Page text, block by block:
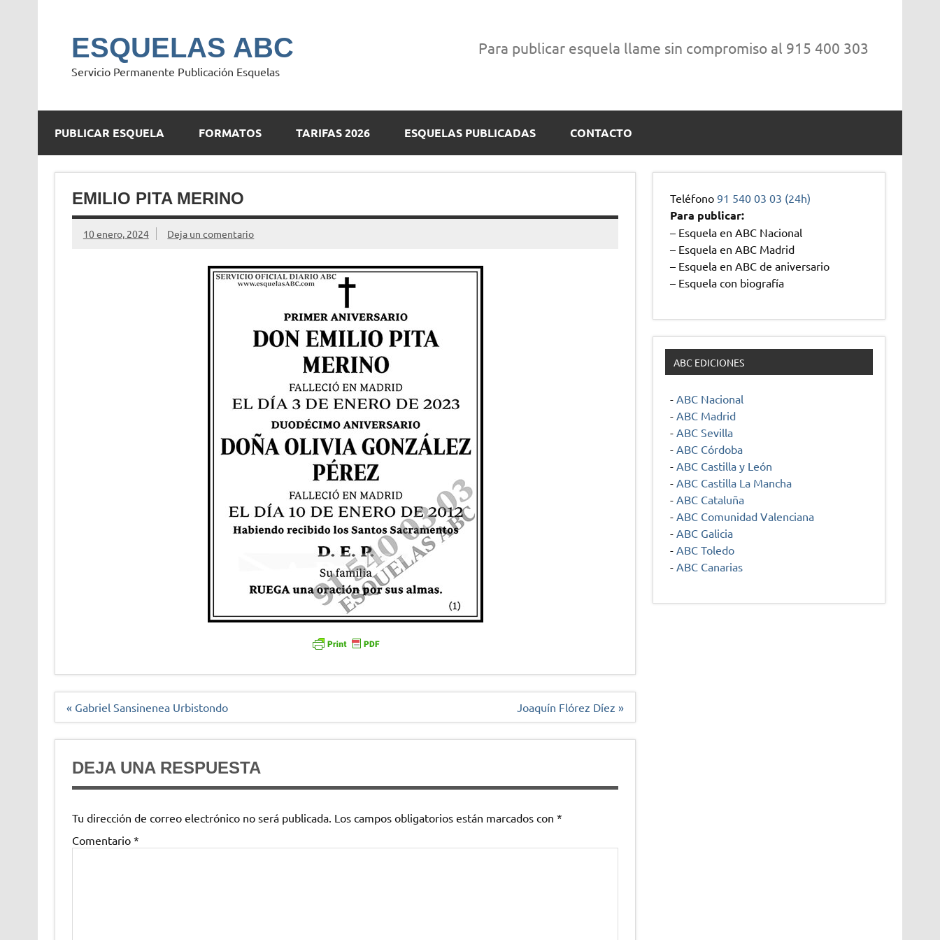
ESQUELAS ABC
Servicio Permanente Publicación Esquelas
Para publicar esquela llame sin compromiso al 915 400 303
PUBLICAR ESQUELA FORMATOS TARIFAS 2026 ESQUELAS PUBLICADAS CONTACTO
EMILIO PITA MERINO
10 enero, 2024 Deja un comentario
Navegación
« Gabriel Sansinenea Urbistondo Joaquín Flórez Díez »
DEJA UNA RESPUESTA
Tu dirección de correo electrónico no será publicada. Los campos obligatorios están marcados con *
Comentario *
Teléfono91 540 03 03 (24h)
Para publicar:
– Esquela en ABC Nacional
– Esquela en ABC Madrid
– Esquela en ABC de aniversario
– Esquela con biografía
ABC EDICIONES
- ABC Nacional
- ABC Madrid
- ABC Sevilla
- ABC Córdoba
- ABC Castilla y León
- ABC Castilla La Mancha
- ABC Cataluña
- ABC Comunidad Valenciana
- ABC Galicia
- ABC Toledo
- ABC Canarias